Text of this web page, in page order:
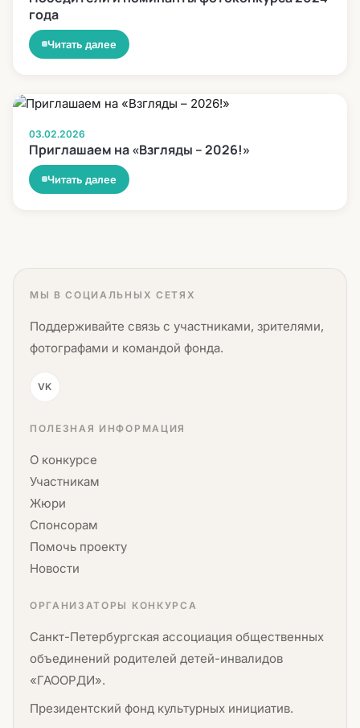
года
Читать далее
03.02.2026
Приглашаем на «Взгляды – 2026!»
Читать далее
МЫ В СОЦИАЛЬНЫХ СЕТЯХ
Поддерживайте связь с участниками, зрителями,
фотографами и командой фонда.
VK
ПОЛЕЗНАЯ ИНФОРМАЦИЯ
О конкурсе
Участникам
Жюри
Спонсорам
Помочь проекту
Новости
ОРГАНИЗАТОРЫ КОНКУРСА
Санкт-Петербургская ассоциация общественных
объединений родителей детей-инвалидов
«ГАООРДИ».
Президентский фонд культурных инициатив.